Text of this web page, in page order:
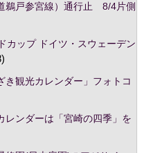
鵜戸参宮線）通行止 8/4片側
ップ ドイツ・スウェーデン
き観光カレンダー」フォトコ
レンダーは「宮崎の四季」を